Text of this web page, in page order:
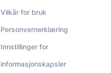
Vilkår for bruk
Personvernerklæring
Innstillinger for
informasjonskapsler